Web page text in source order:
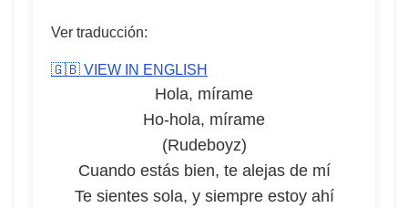
Ver traducción:
🇬🇧 VIEW IN ENGLISH
Hola, mírame
Ho-hola, mírame
(Rudeboyz)
Cuando estás bien, te alejas de mí
Te sientes sola, y siempre estoy ahí